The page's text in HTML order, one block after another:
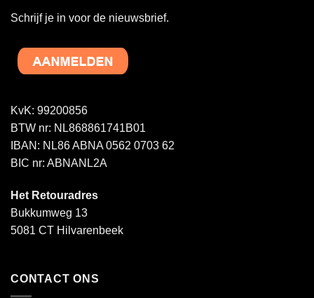
Schrijf je in voor de nieuwsbrief.
KvK: 99200856
BTW nr: NL868861741B01
IBAN: NL86 ABNA 0562 0703 62
BIC nr: ABNANL2A
Het Retouradres
Bukkumweg 13
5081 CT Hilvarenbeek
CONTACT ONS